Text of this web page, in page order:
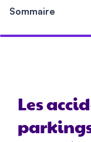
Sommaire
Les